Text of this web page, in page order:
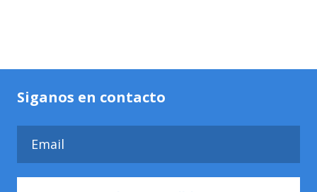
Siganos en contacto